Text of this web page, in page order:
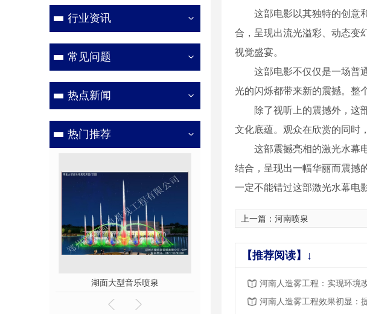
行业资讯
常见问题
热点新闻
热门推荐
湖面大型音乐喷泉 彩色音乐喷泉
这部电影以其独特的创意
合，呈现出流光溢彩、动态变
视觉盛宴。
这部电影不仅仅是一场普
光的闪烁都带来新的震撼。整
除了视听上的震撼外，这
文化底蕴。观众在欣赏的同时
这部震撼亮相的激光水幕
结合，呈现出一幅华丽而震撼
一定不能错过这部激光水幕电
上一篇： 河南喷泉
【推荐阅读】↓
河南人造雾工程：实现环境
河南人造雾工程效果初显：